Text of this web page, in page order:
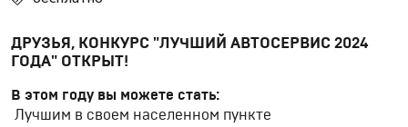
ДРУЗЬЯ, КОНКУРС "ЛУЧШИЙ АВТОСЕРВИС 2024
ГОДА" ОТКРЫТ!
В этом году вы можете стать:
Лучшим в своем населенном пункте